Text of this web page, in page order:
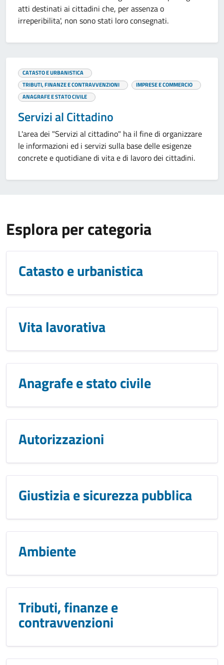
atti destinati ai cittadini che, per assenza o
irreperibilita', non sono stati loro consegnati.
CATASTO E URBANISTICA
TRIBUTI, FINANZE E CONTRAVVENZIONI
IMPRESE E COMMERCIO
ANAGRAFE E STATO CIVILE
Servizi al Cittadino
L'area dei "Servizi al cittadino" ha il fine di organizzare
le informazioni ed i servizi sulla base delle esigenze
concrete e quotidiane di vita e di lavoro dei cittadini.
Esplora per categoria
Catasto e urbanistica
Vita lavorativa
Anagrafe e stato civile
Autorizzazioni
Giustizia e sicurezza pubblica
Ambiente
Tributi, finanze e
contravvenzioni